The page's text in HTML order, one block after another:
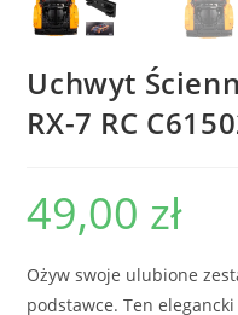
Uchwyt
RX-7 RC
49,00 zł
Ożyw swoje ulubione
podstawce. Ten